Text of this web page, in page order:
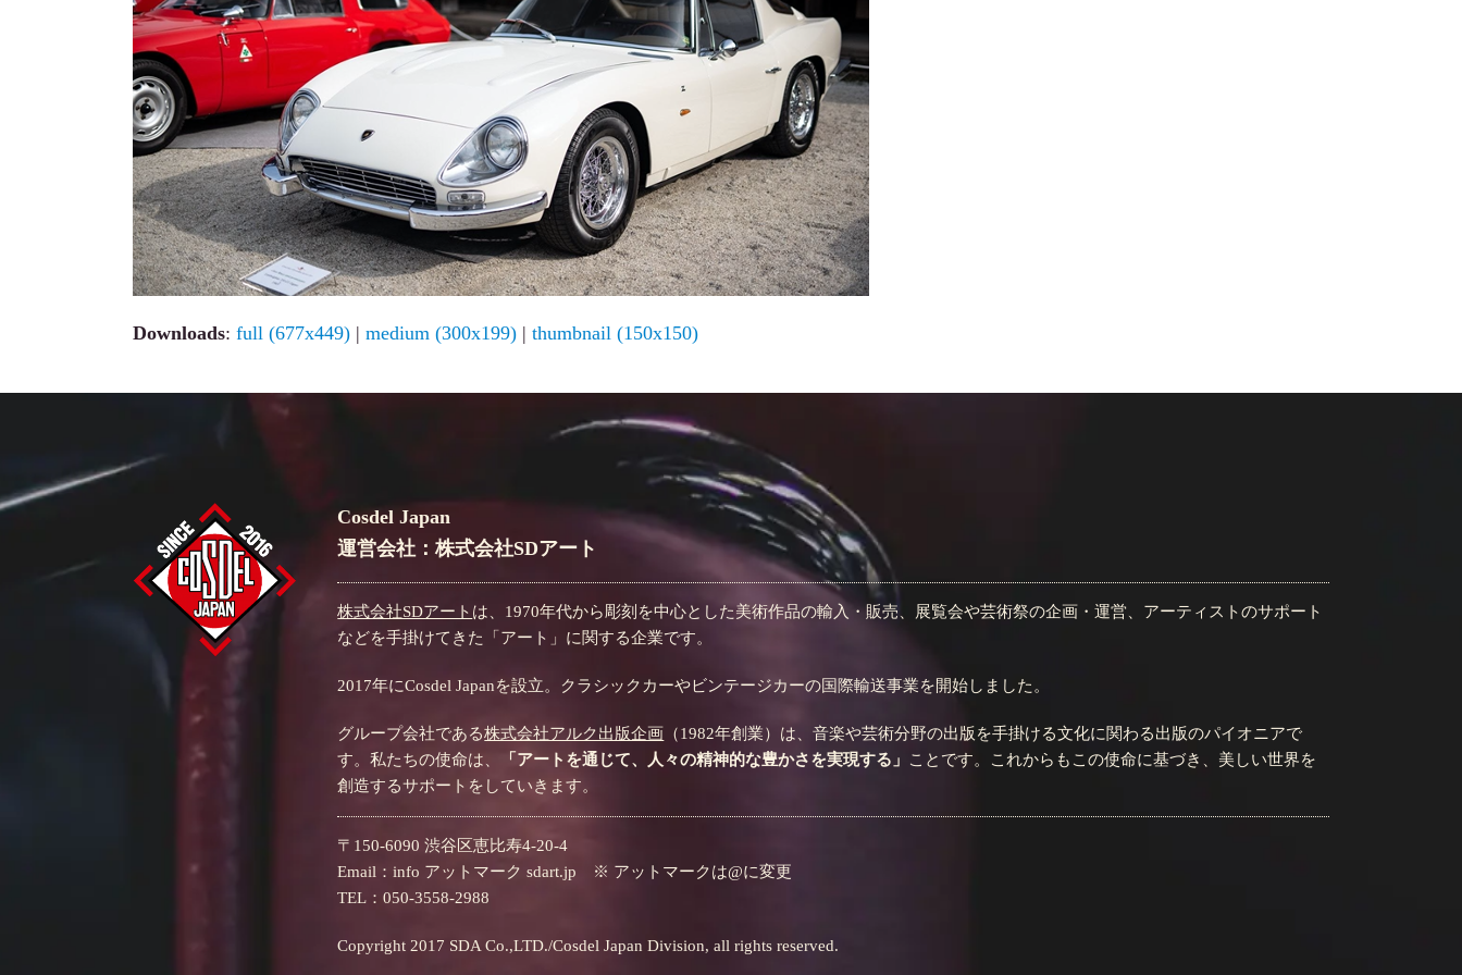
Downloads: full (677x449) | medium (300x199) | thumbnail (150x150)
Cosdel Japan
運営会社：株式会社SDアート
株式会社SDアート は、1970年代から彫刻を中心とした美術作品の輸入・販売、展覧会や芸術祭の企画・運営、アーティストのサポート
などを手掛けてきた「アート」に関する企業です。
2017年にCosdel Japanを設立。クラシックカーやビンテージカーの国際輸送事業を開始しました。
グループ会社である株式会社アルク出版企画 （1982年創業）は、音楽や芸術分野の出版を手掛ける文化に関わる出版のパイオニアで
す。私たちの使命は、
「アートを通じて、人々の精神的な豊かさを実現する」
ことです。これからもこの使命に基づき、美しい世界を
創造するサポートをしていきます。
〒150-6090 渋谷区恵比寿4-20-4
Email：info アットマーク sdart.jp ※ アットマークは@に変更
TEL：050-3558-2988
Copyright 2017 SDA Co.,LTD./Cosdel Japan Division, all rights reserved.